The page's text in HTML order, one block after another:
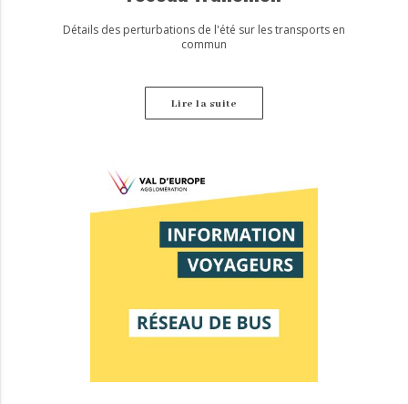
Détails des perturbations de l'été sur les transports en
commun
Lire la suite